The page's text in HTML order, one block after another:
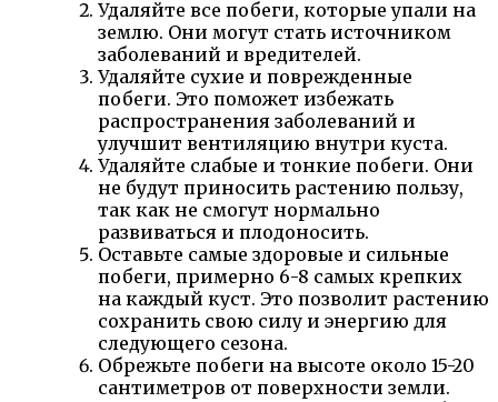
Удаляйте все побеги, которые упали на
землю. Они могут стать источником
заболеваний и вредителей.
Удаляйте сухие и поврежденные
побеги. Это поможет избежать
распространения заболеваний и
улучшит вентиляцию внутри куста.
Удаляйте слабые и тонкие побеги. Они
не будут приносить растению пользу,
так как не смогут нормально
развиваться и плодоносить.
Оставьте самые здоровые и сильные
побеги, примерно 6-8 самых крепких
на каждый куст. Это позволит растению
сохранить свою силу и энергию для
следующего сезона.
Обрежьте побеги на высоте около 15-20
сантиметров от поверхности земли.